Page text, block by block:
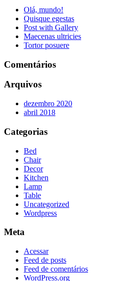
Olá, mundo!
Quisque egestas
Post with Gallery
Maecenas ultricies
Tortor posuere
Comentários
Arquivos
dezembro 2020
abril 2018
Categorias
Bed
Chair
Decor
Kitchen
Lamp
Table
Uncategorized
Wordpress
Meta
Acessar
Feed de posts
Feed de comentários
WordPress.org